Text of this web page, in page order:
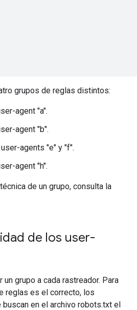
grupos de reglas distintos:
agent "a".
agent "b".
agents "e" y "f".
agent "h".
de un grupo, consulta la
de los user-
grupo a cada rastreador. Para
reglas es el correcto, los
en el archivo robots.txt el